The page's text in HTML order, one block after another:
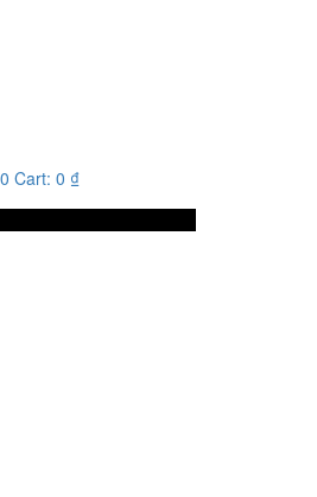
0 Cart: 0 ₫